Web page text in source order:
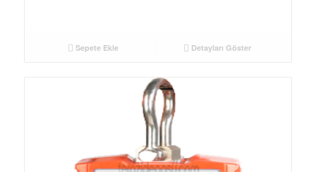
Sepete Ekle Detayları Göster